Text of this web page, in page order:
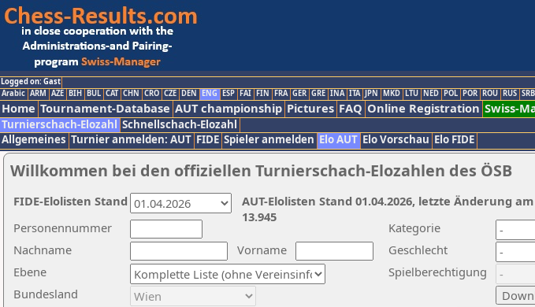
Logged on: Gast
Arabic ARM AZE BIH BUL CAT CHN CRO CZE DEN ENG ESP FAI FIN FRA GER GRE INA ITA JPN MKD LTU NED POL POR ROU RUS SRB
Home Tournament-Database AUT championship Pictures FAQ Online Registration Swiss-
Turnierschach-Elozahl Schnellschach-Elozahl
Allgemeines Turnier anmelden: AUT FIDE Spieler anmelden Elo AUT Elo Vorschau Elo FIDE
Willkommen bei den offiziellen Turnierschach-Elozahlen des ÖSB
Nachname
Vorname
Ebene
Kategorie
Personennummer
Bundesland
Geschlecht
Spielberechtigung
AUT-Elolisten Stand 01.04.2026, letzte Änderung
13.945
FIDE-Elolisten Stand